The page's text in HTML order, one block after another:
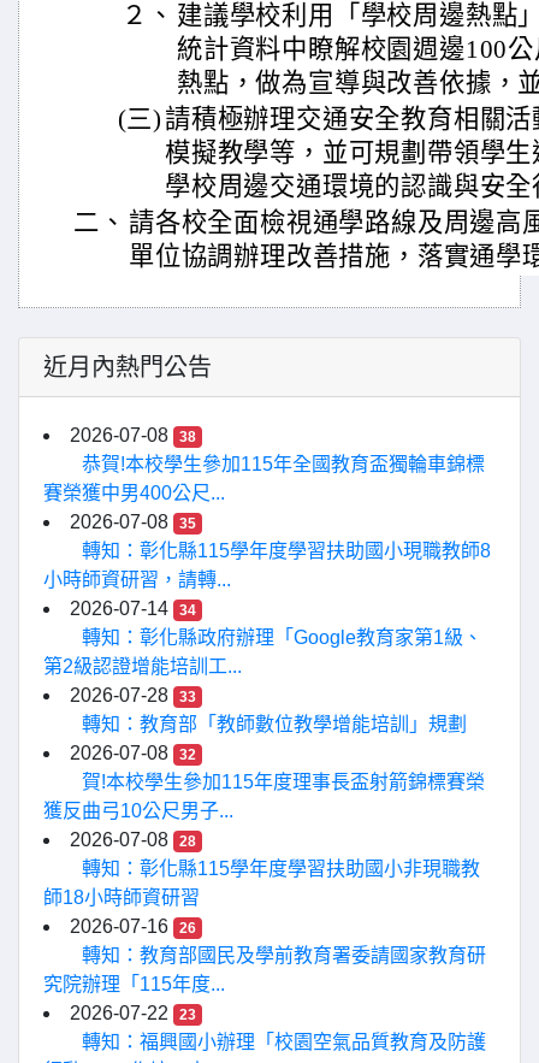
２、 建議學校利用「學校周邊熱點
統計資料中瞭解校園週邊100
熱點，做為宣導與改善依據，
(三) 請積極辦理交通安全教育相關
模擬教學等，並可規劃帶領學
學校周邊交通環境的認識與安
二、 請各校全面檢視通學路線及周邊高
單位協調辦理改善措施，落實通學
近月內熱門公告
2026-07-08 38
恭賀!本校學生參加115年全國教育盃獨輪車錦標
賽榮獲中男400公尺...
2026-07-08
35
轉知：彰化縣115學年度學習扶助國小現職教師8
小時師資研習，請轉...
2026-07-14
34
轉知：彰化縣政府辦理「Google教育家第1級、
第2級認證增能培訓工...
2026-07-28
33
轉知：教育部「教師數位教學增能培訓」規劃
2026-07-08
32
賀!本校學生參加115年度理事長盃射箭錦標賽榮
獲反曲弓10公尺男子...
2026-07-08
28
轉知：彰化縣115學年度學習扶助國小非現職教
師18小時師資研習
2026-07-16
26
轉知：教育部國民及學前教育署委請國家教育研
究院辦理「115年度...
2026-07-22
23
轉知：福興國小辦理「校園空氣品質教育及防護